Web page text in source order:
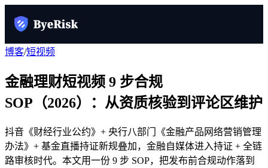
博客/短视频
金融理财短视频 9 步合规
SOP（2026）：从资质核验到评论区维护
抖音《财经行业公约》+ 央行八部门《金融产品网络营销管理
办法》+ 基金直播持证新规叠加，金融自媒体进入持证 + 全链
路审核时代。本文用一份 9 步 SOP，把发布前合规动作落到